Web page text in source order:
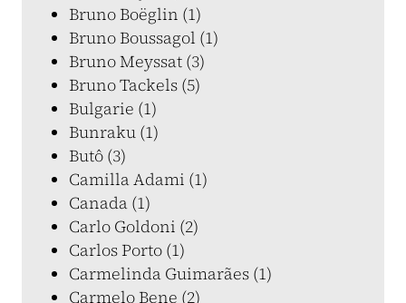
Bruno Boëglin (1)
Bruno Boussagol (1)
Bruno Meyssat (3)
Bruno Tackels (5)
Bulgarie (1)
Bunraku (1)
Butô (3)
Camilla Adami (1)
Canada (1)
Carlo Goldoni (2)
Carlos Porto (1)
Carmelinda Guimarães (1)
Carmelo Bene (2)